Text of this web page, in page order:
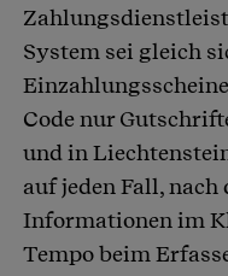
System sei gleich
Code nur
und in
auf jeden Fall, nach
Informationen im
Tempo beim